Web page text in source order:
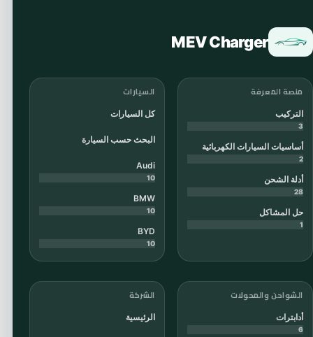
MEV Charger
منصة المعرفة
التركيب
3
أساسيات السيارات الكهربائية
2
أدلة الشحن
28
حل المشاكل
1
السيارات
كل السيارات
البحث حسب السيارة
Audi
10
BMW
10
BYD
10
الشواحن والمحولات
أدابترات
6
الشركة
الرئيسية